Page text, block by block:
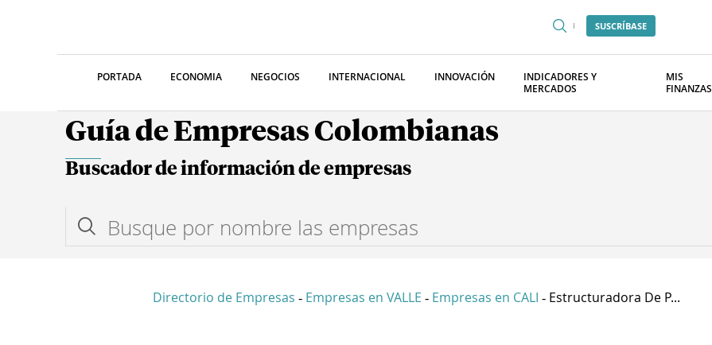
SUSCRÍBASE
PORTADA ECONOMIA NEGOCIOS INTERNACIONAL INNOVACIÓN
INDICADORES Y
MERCADOS
MIS
FINANZAS
Guía de Empresas Colombianas
Buscador de información de empresas
Directorio de Empresas - Empresas en VALLE - Empresas en CALI - Estructuradora De P...